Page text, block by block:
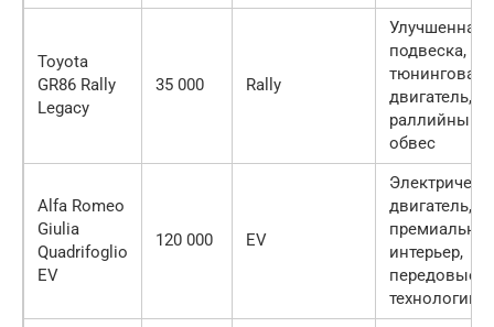
Toyota
GR86 Rally
Legacy
35 000 Rally
Улучшенная
подвеска,
двигатель,
раллийный
обвес
Alfa Romeo
Giulia
Quadrifoglio
EV
120 000 EV
двигатель,
интерьер,
передовые
технологии